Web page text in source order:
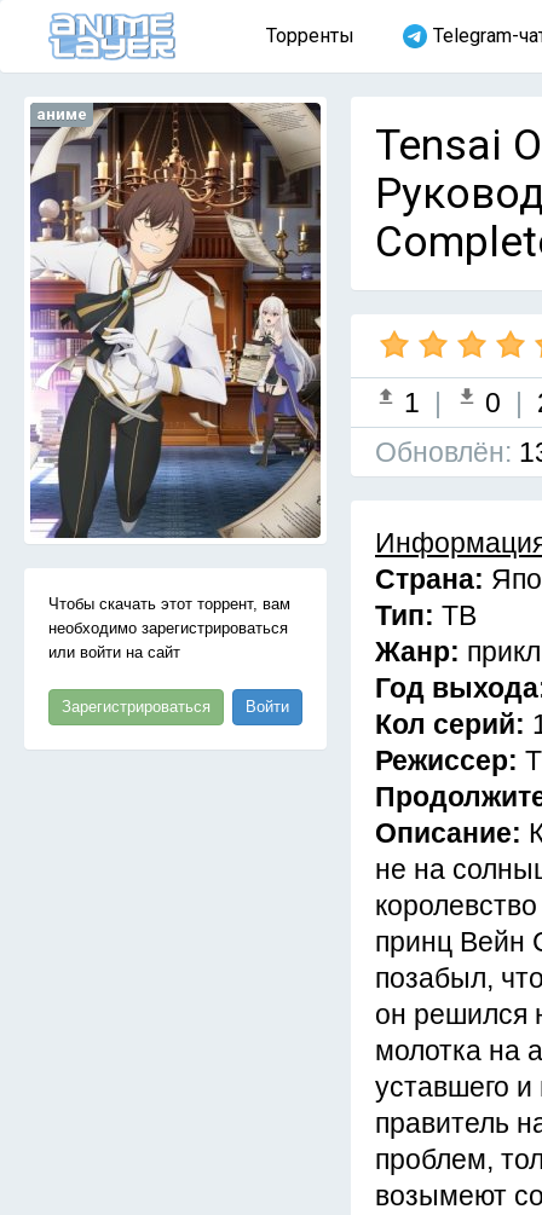
Торренты Telegram-
аниме
Чтобы скачать этот торрент, вам
необходимо зарегистрироваться
или войти на сайт
Зарегистрироваться Войти
Tensai
1 | 0 |
Обновлён:
Страна:
Тип: ТВ
Жанр:
Год
Кол серий:
Режиссер:
Описание:
не на
принц Вейн
позабыл,
он решился
молотка на
уставшего
правитель
проблем,
возымеют